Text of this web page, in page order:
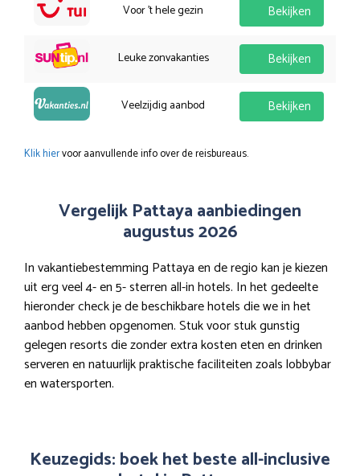
Voor 't hele gezin Bekijken
Leuke zonvakanties Bekijken
Veelzijdig aanbod Bekijken
Klik hiervoor aanvullende info over de reisbureaus.
Vergelijk Pattaya aanbiedingen
augustus 2026
In vakantiebestemming Pattaya en de regio kan je kiezen
uit erg veel 4- en 5- sterren all-in hotels. In het gedeelte
hieronder check je de beschikbare hotels die we in het
aanbod hebben opgenomen. Stuk voor stuk gunstig
gelegen resorts die zonder extra kosten eten en drinken
serveren en natuurlijk praktische faciliteiten zoals lobbybar
en watersporten.
Keuzegids: boek het beste all-inclusive